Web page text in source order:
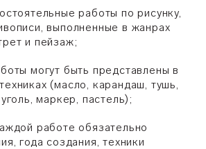
работы по рисунку,
выполненные в жанрах
и пейзаж;
могут быть представлены в
(масло, карандаш, тушь,
маркер, пастель);
работе обязательно
года создания, техники